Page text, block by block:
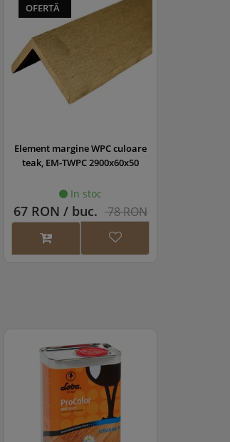
6-7 buc/mp
NA
NA
5.25 buc/mp
OFERTĂ
Element margine WPC culoare
teak, EM-TWPC 2900x60x50
In stoc
67 RON / buc. 78 RON